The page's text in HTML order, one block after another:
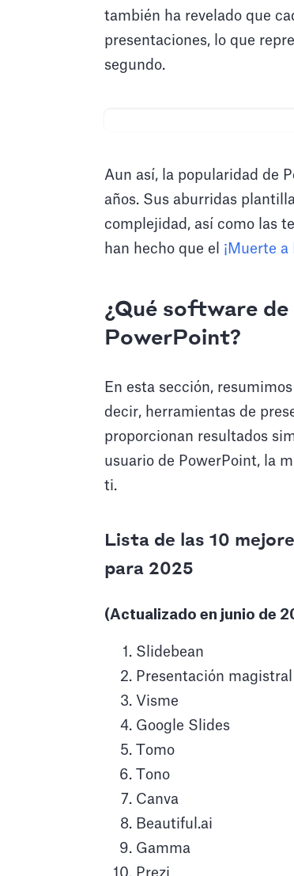
también ha revelado que
presentaciones, lo que
segundo.
Aun así, la popularidad de
años. Sus aburridas
complejidad, así como las
han hecho que el
¡Muerte
¿Qué software
PowerPoint?
En esta sección,
decir, herramientas de
proporcionan resultados
usuario de PowerPoint, la
ti.
Lista de las 10
para 2025
(Actualizado en junio de
Slidebean
Presentación magistral
Visme
Google Slides
Tomo
Tono
Canva
Beautiful.ai
Gamma
Prezi